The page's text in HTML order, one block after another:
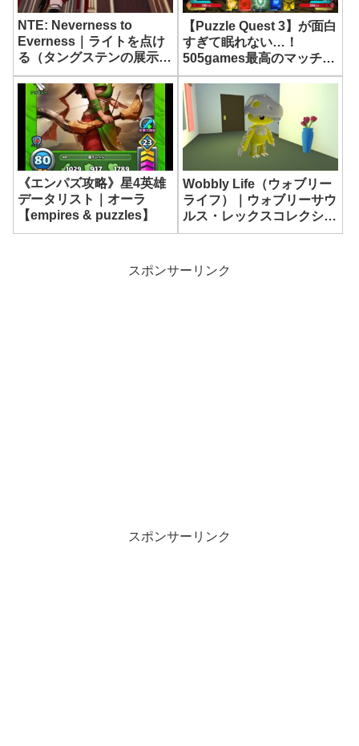
NTE: Neverness to
Everness｜ライトを点け
る（タングステンの展示
室）ブランコが千回揺れた
ら｜サイドストーリー攻略
【ネバエバ】
【Puzzle Quest 3】が面白
すぎて眠れない…！
505games最高のマッチ
3RPG【パズルクエスト
3】
《エンパズ攻略》星4英雄
データリスト｜オーラ
【empires & puzzles】
Wobbly Life（ウォブリー
ライフ）｜ウォブリーサウ
ルス・レックスコレクショ
ンのコンプリート報酬｜遺
スポンサーリンク
スポンサーリンク